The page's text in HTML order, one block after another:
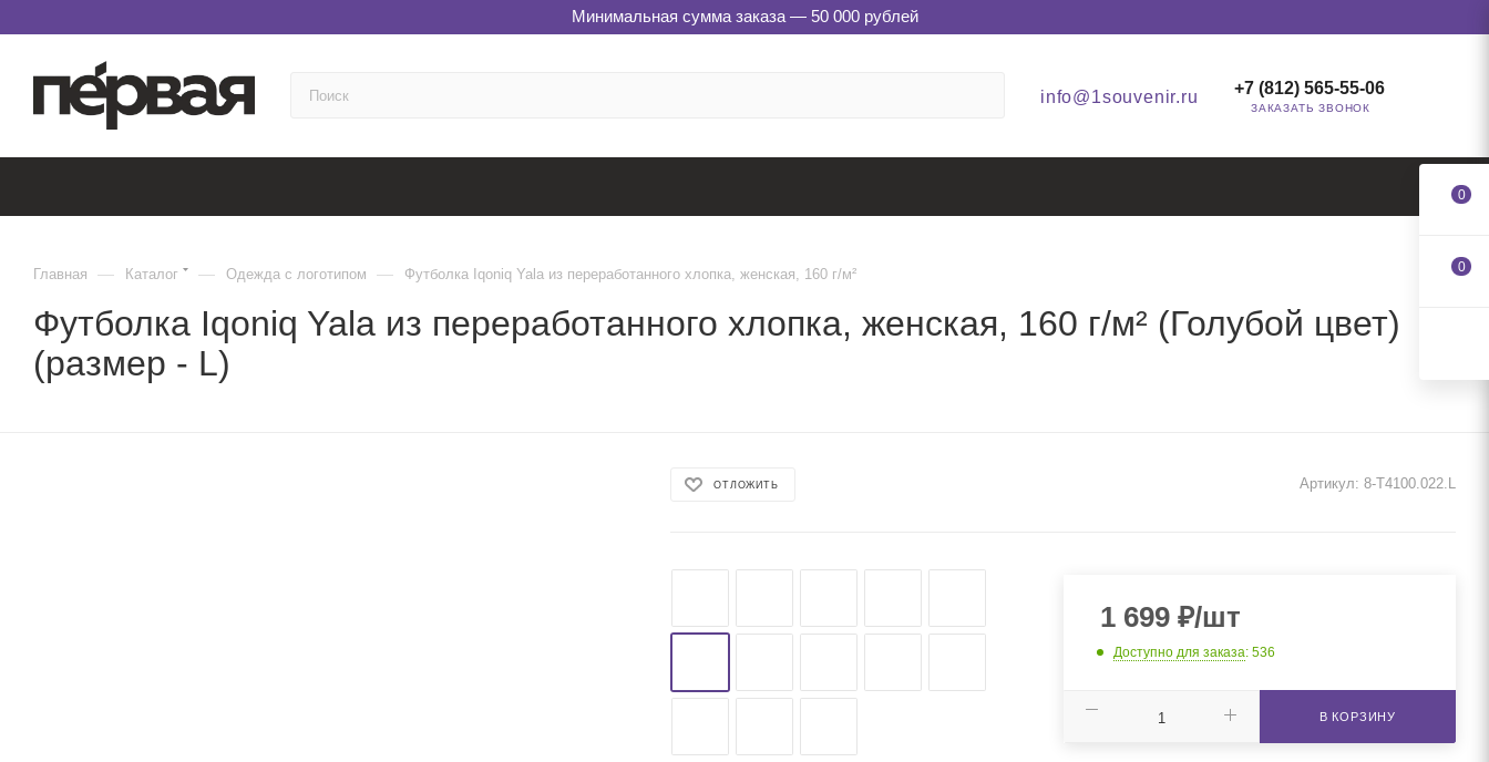
Минимальная сумма заказа — 50 000 рублей
info@1souvenir.ru +7 (812) 565-55-06
ЗАКАЗАТЬ ЗВОНОК
Главная — Каталог — Одежда с логотипом — Футболка Iqoniq Yala из переработанного хлопка, женская, 160 г/м²
Футболка Iqoniq Yala из переработанного хлопка, женская, 160 г/м² (Голубой цвет)
(размер - L)
ОТЛОЖИТЬ Артикул: 8-T4100.022.L
1 699₽/шт
Доступно для заказа: 536
В КОРЗИНУ
0
0